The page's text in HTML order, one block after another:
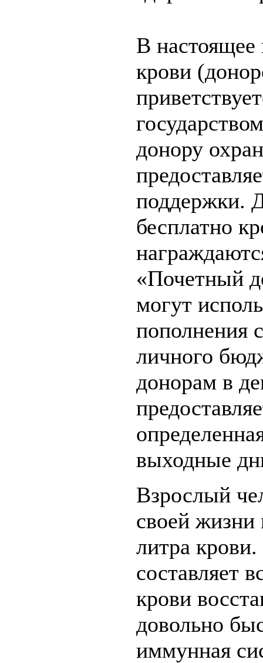
В настоящее
крови
донору
поддержки.
бесплатно
«Почетный
могут
пополнения
личного
донорам в
выходные
Взрослый
своей жизни
литра
составляет
крови
довольно
иммунная